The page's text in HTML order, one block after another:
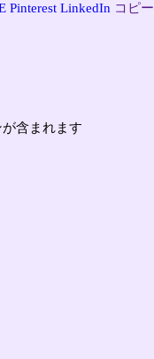
Pinterest LinkedIn コピー
含まれます